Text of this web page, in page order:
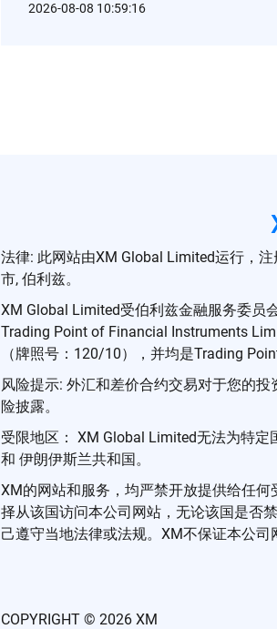
2026-08-08 10:59:16
法律: 此网站由XM Global Limited运行，
市, 伯利兹。
XM Global Limited受伯利兹金融服务委员
Trading Point of Financial Instruments
（牌照号：120/10），并均是Trading
风险提示: 外汇和差价合约交易对于您的
险披露。
受限地区： XM Global Limited无法为特
和 伊朗伊斯兰共和国。
XM的网站和服务，均严禁开放提供给任
择从该国访问本公司网站，无论该国是否
己遵守当地法律或法规。XM不保证本公
COPYRIGHT © 2026 XM